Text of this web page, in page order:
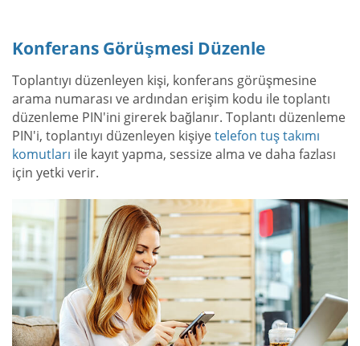
Konferans Görüşmesi Düzenle
Toplantıyı düzenleyen kişi, konferans görüşmesine
arama numarası ve ardından erişim kodu ile toplantı
düzenleme PIN'ini girerek bağlanır. Toplantı düzenleme
PIN'i, toplantıyı düzenleyen kişiyetelefon tuş takımı
komutları ile kayıt yapma, sessize alma ve daha fazlası
için yetki verir.